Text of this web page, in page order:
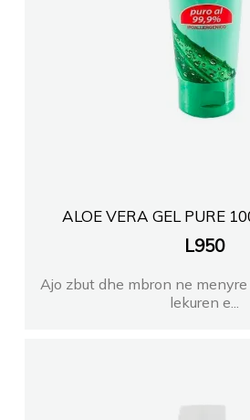
ALOE VERA GEL PURE
L950
Ajo zbut dhe mbron ne
lekuren e...